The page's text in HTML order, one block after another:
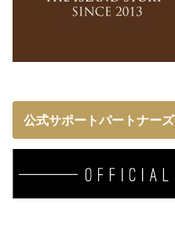
公式サポートパートナーズ